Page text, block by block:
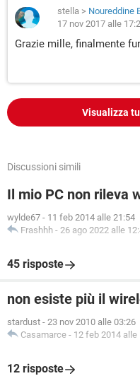
stella > Noureddine
17 nov 2017 alle
Grazie mille, finalmente
Visualizza
Discussioni simili
Il mio PC non rileva
wylde67 - 11 feb 2014 alle 21:54
Frashhh - 26 ago 2022 alle
45 risposte
non esiste più il
stardust - 23 nov 2010 alle 03:26
Casamarce - 12 feb 2014 alle
12 risposte